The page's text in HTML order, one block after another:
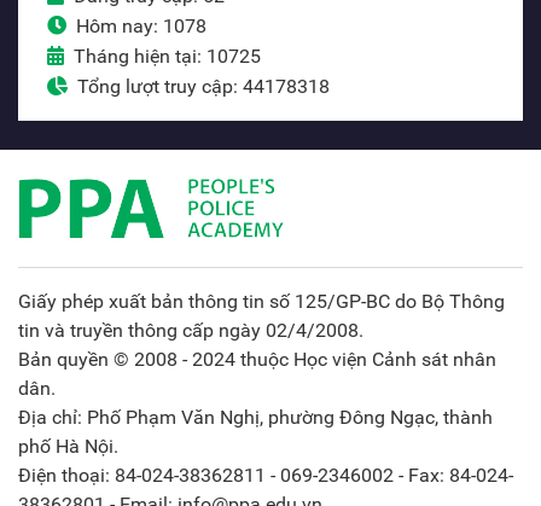
Hôm nay: 1078
Tháng hiện tại: 10725
Tổng lượt truy cập: 44178318
Giấy phép xuất bản thông tin số 125/GP-BC do Bộ Thông
tin và truyền thông cấp ngày 02/4/2008.
Bản quyền © 2008 - 2024 thuộc Học viện Cảnh sát nhân
dân.
Địa chỉ: Phố Phạm Văn Nghị, phường Đông Ngạc, thành
phố Hà Nội.
Điện thoại: 84-024-38362811 - 069-2346002 - Fax: 84-024-